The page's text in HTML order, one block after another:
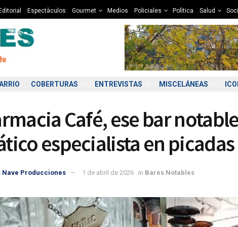
Editorial Espectàculos Gourmet Medios Policiales Polìtica Salud
COBERTURAS ENTREVISTAS MISCELÁNEAS
Café, ese bar notable
especialista en picadas
Nave Producciones 1 de abril de 2026 in Bares Notables
12°C 12°C 12°C 12°C 12°C 12°C 12°C